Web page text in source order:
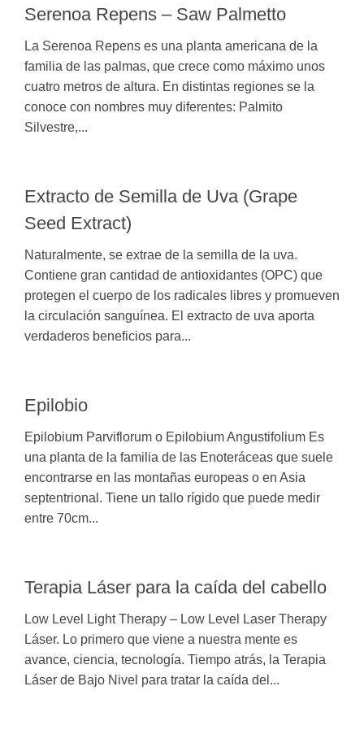
Serenoa Repens – Saw Palmetto
La Serenoa Repens es una planta americana de la
familia de las palmas, que crece como máximo unos
cuatro metros de altura. En distintas regiones se la
conoce con nombres muy diferentes: Palmito
Silvestre,...
Extracto de Semilla de Uva (Grape
Seed Extract)
Naturalmente, se extrae de la semilla de la uva.
Contiene gran cantidad de antioxidantes (OPC) que
protegen el cuerpo de los radicales libres y promueven
la circulación sanguínea. El extracto de uva aporta
verdaderos beneficios para...
Epilobio
Epilobium Parviflorum o Epilobium Angustifolium Es
una planta de la familia de las Enoteráceas que suele
encontrarse en las montañas europeas o en Asia
septentrional. Tiene un tallo rígido que puede medir
entre 70cm...
Terapia Láser para la caída del cabello
Low Level Light Therapy – Low Level Laser Therapy
Láser. Lo primero que viene a nuestra mente es
avance, ciencia, tecnología. Tiempo atrás, la Terapia
Láser de Bajo Nivel para tratar la caída del...